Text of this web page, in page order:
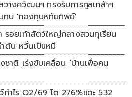
วางควัฒนฯ ทรงรับการทูลเกล้าฯ
ทบ 'กองทุนหทัยทิพย์'
รอยเท้าสัตว์ใหญ่กลางสวนทุเรียน
ต้น หวั่นเป็นหมี
ชาติ เร่งขับเคลื่อน ‘บ้านเพื่อคน
กำไร Q2/69 โต 276%แตะ 532